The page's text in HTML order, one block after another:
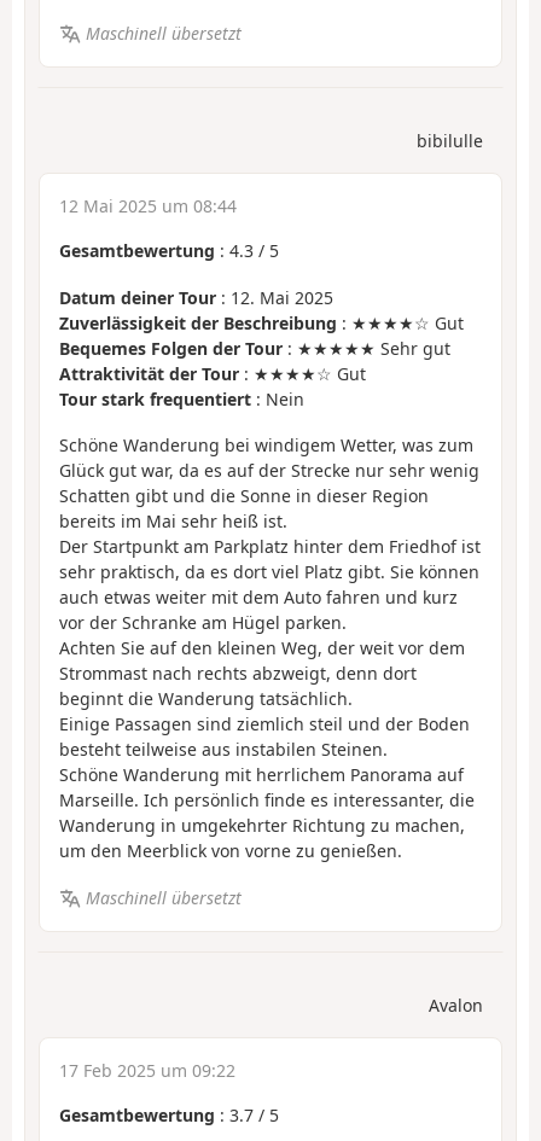
Maschinell übersetzt
bibilulle
12 Mai 2025 um 08:44
Gesamtbewertung : 4.3 / 5
Datum deiner Tour : 12. Mai 2025
Zuverlässigkeit der Beschreibung : ★★★★☆ Gut
Bequemes Folgen der Tour : ★★★★★ Sehr gut
Attraktivität der Tour : ★★★★☆ Gut
Tour stark frequentiert : Nein
Schöne Wanderung bei windigem Wetter, was zum
Glück gut war, da es auf der Strecke nur sehr wenig
Schatten gibt und die Sonne in dieser Region
bereits im Mai sehr heiß ist.
Der Startpunkt am Parkplatz hinter dem Friedhof ist
sehr praktisch, da es dort viel Platz gibt. Sie können
auch etwas weiter mit dem Auto fahren und kurz
vor der Schranke am Hügel parken.
Achten Sie auf den kleinen Weg, der weit vor dem
Strommast nach rechts abzweigt, denn dort
beginnt die Wanderung tatsächlich.
Einige Passagen sind ziemlich steil und der Boden
besteht teilweise aus instabilen Steinen.
Schöne Wanderung mit herrlichem Panorama auf
Marseille. Ich persönlich finde es interessanter, die
Wanderung in umgekehrter Richtung zu machen,
um den Meerblick von vorne zu genießen.
Maschinell übersetzt
Avalon
17 Feb 2025 um 09:22
Gesamtbewertung : 3.7 / 5